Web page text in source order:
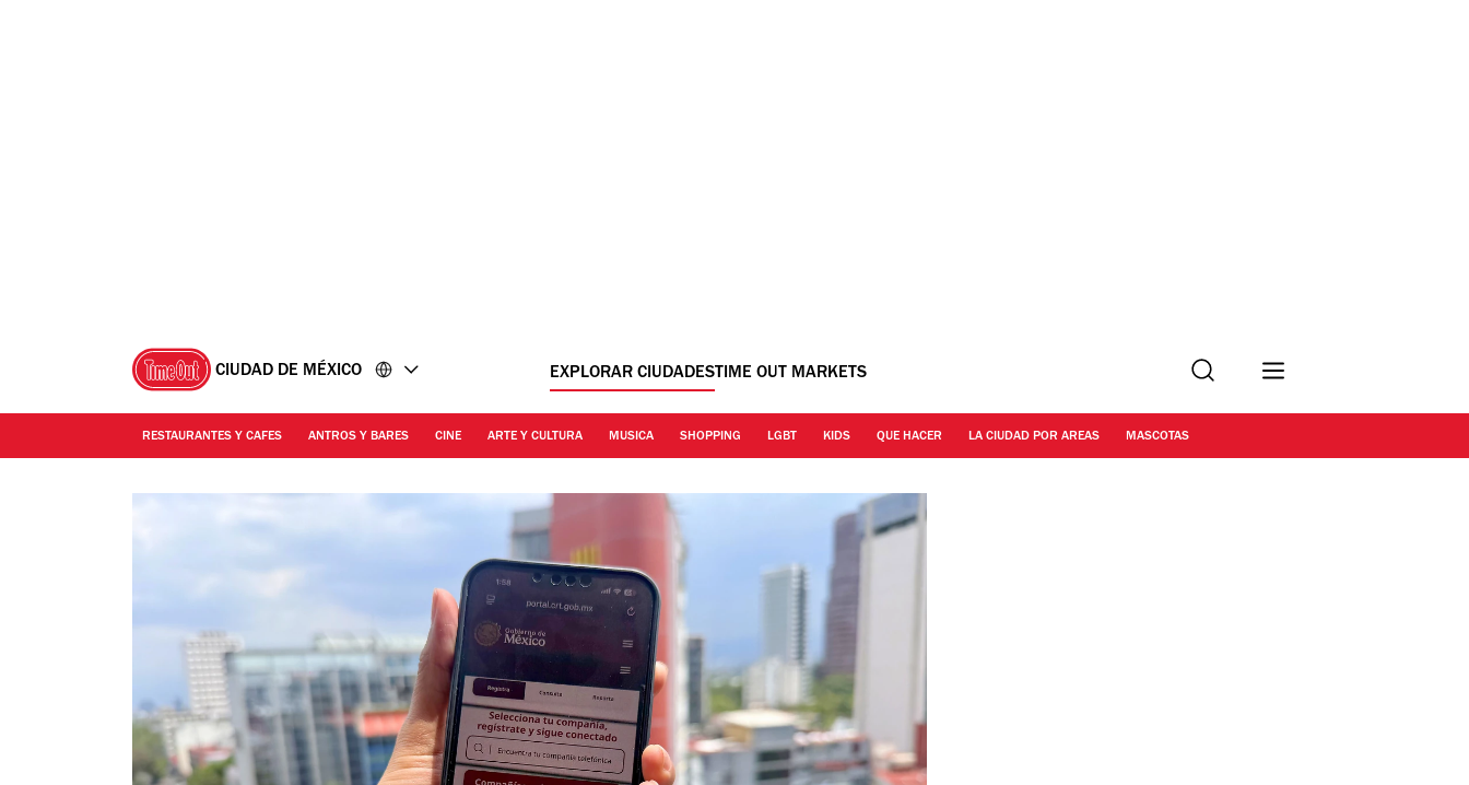
CIUDAD DE MÉXICO EXPLORAR CIUDADESTIME OUT MARKETS Buscar
RESTAURANTES Y CAFES ANTROS Y BARES CINE ARTE Y CULTURA MUSICA SHOPPING LGBT KIDS QUE HACER LA CIUDAD POR AREAS MASCOTAS